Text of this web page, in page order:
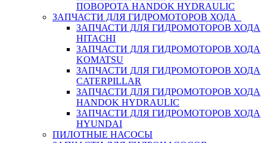
ПОВОРОТА HANDOK HYDRAULIC
ЗАПЧАСТИ ДЛЯ ГИДРОМОТОРОВ ХОДА
ЗАПЧАСТИ ДЛЯ ГИДРОМОТОРОВ ХОДА
HITACHI
ЗАПЧАСТИ ДЛЯ ГИДРОМОТОРОВ ХОДА
KOMATSU
ЗАПЧАСТИ ДЛЯ ГИДРОМОТОРОВ ХОДА
CATERPILLAR
ЗАПЧАСТИ ДЛЯ ГИДРОМОТОРОВ ХОДА
HANDOK HYDRAULIC
ЗАПЧАСТИ ДЛЯ ГИДРОМОТОРОВ ХОДА
HYUNDAI
ПИЛОТНЫЕ НАСОСЫ